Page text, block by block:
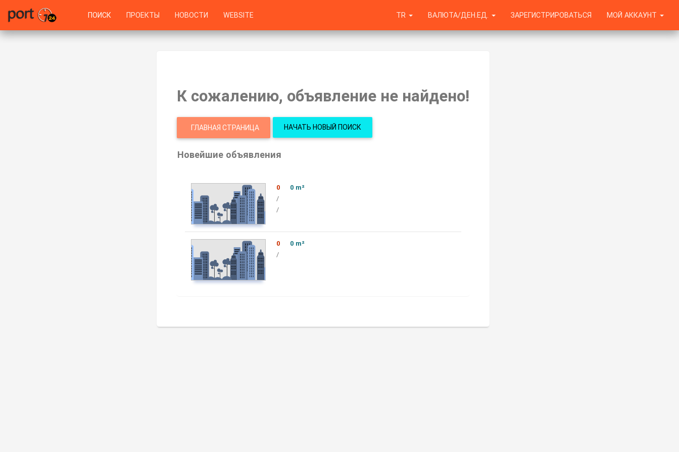
ПОИСК ПРОЕКТЫ НОВОСТИ WEBSITE МОЙ АККАУНТ
ЗАРЕГИСТРИРОВАТЬСЯ
ВАЛЮТА/ДЕН.ЕД.
TR
К сожалению, объявление не найдено!
ГЛАВНАЯ СТРАНИЦА НАЧАТЬ НОВЫЙ ПОИСК
Новейшие объявления
0
0 m²
/
/
0
0 m²
/